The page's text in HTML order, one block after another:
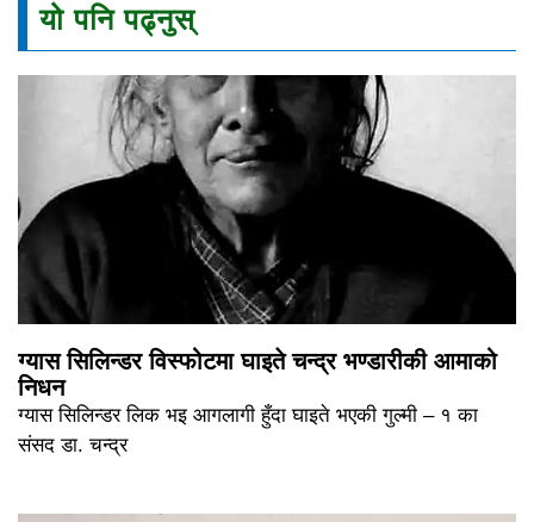
यो पनि पढ्नुस्
ग्यास सिलिन्डर विस्फोटमा घाइते चन्द्र भण्डारीकी आमाको
निधन
ग्यास सिलिन्डर लिक भइ आगलागी हुँदा घाइते भएकी गुल्मी – १ का
संसद डा. चन्द्र